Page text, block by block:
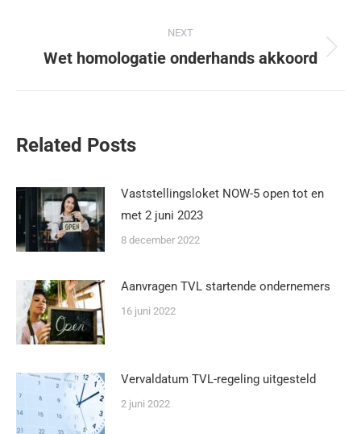
NEXT
Wet homologatie onderhands akkoord
Related Posts
Vaststellingsloket NOW-5 open tot en
met 2 juni 2023
8 december 2022
Aanvragen TVL startende ondernemers
16 juni 2022
Vervaldatum TVL-regeling uitgesteld
2 juni 2022